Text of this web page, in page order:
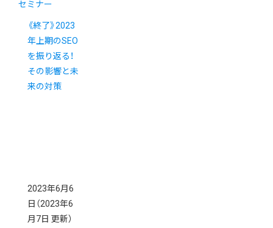
セミナー
《終了》2023
年上期のSEO
を振り返る！
その影響と未
来の対策
2023年6月6
日 （2023年6
月7日 更新）